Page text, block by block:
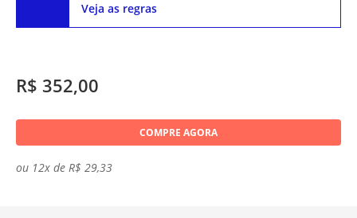
R$ 352,00
COMPRE AGORA
ou 12x de R$ 29,33
Veja as regras